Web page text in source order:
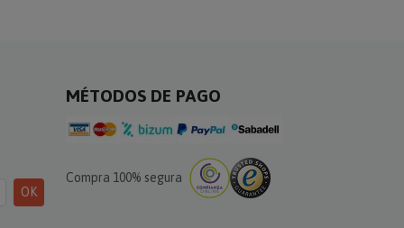
OK
MÉTODOS DE PAGO
Compra 100% segura